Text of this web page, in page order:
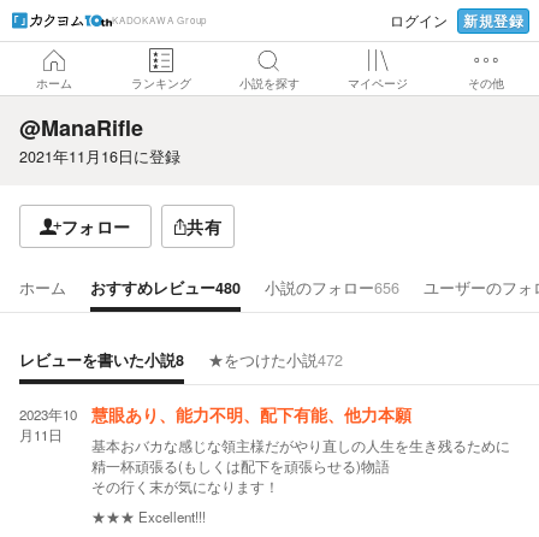
KADOKAWA Group ログイン 新規登録
ホーム ランキング 小説を探す マイページ その他
@ManaRifle
2021年11月16日に登録
フォロー 共有
ホーム おすすめレビュー480 小説のフォロー656 ユーザーのフォ
レビューを書いた小説8 ★をつけた小説472
2023年10
月11日
慧眼あり、能力不明、配下有能、他力本願
基本おバカな感じな領主様だがやり直しの人生を生き残るために
精一杯頑張る(もしくは配下を頑張らせる)物語
その行く末が気になります！
★★★ Excellent!!!